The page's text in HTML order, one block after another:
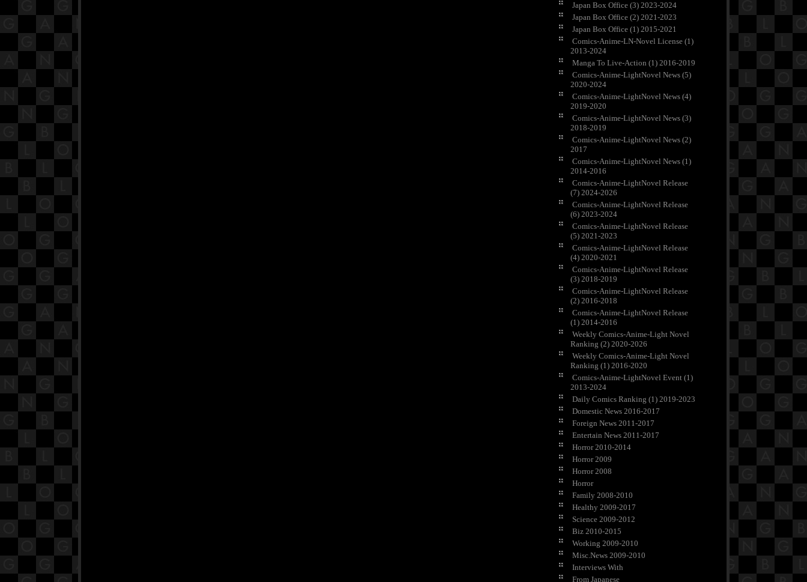
Japan Box Office (3) 2023-2024
Japan Box Office (2) 2021-2023
Japan Box Office (1) 2015-2021
Comics-Anime-LN-Novel License (1)
2013-2024
Manga To Live-Action (1) 2016-2019
Comics-Anime-LightNovel News (5)
2020-2024
Comics-Anime-LightNovel News (4)
2019-2020
Comics-Anime-LightNovel News (3)
2018-2019
Comics-Anime-LightNovel News (2)
2017
Comics-Anime-LightNovel News (1)
2014-2016
Comics-Anime-LightNovel Release
(7) 2024-2026
Comics-Anime-LightNovel Release
(6) 2023-2024
Comics-Anime-LightNovel Release
(5) 2021-2023
Comics-Anime-LightNovel Release
(4) 2020-2021
Comics-Anime-LightNovel Release
(3) 2018-2019
Comics-Anime-LightNovel Release
(2) 2016-2018
Comics-Anime-LightNovel Release
(1) 2014-2016
Weekly Comics-Anime-Light Novel
Ranking (2) 2020-2026
Weekly Comics-Anime-Light Novel
Ranking (1) 2016-2020
Comics-Anime-LightNovel Event (1)
2013-2024
Daily Comics Ranking (1) 2019-2023
Domestic News 2016-2017
Foreign News 2011-2017
Entertain News 2011-2017
Horror 2010-2014
Horror 2009
Horror 2008
Horror
Family 2008-2010
Healthy 2009-2017
Science 2009-2012
Biz 2010-2015
Working 2009-2010
Misc.News 2009-2010
Interviews With
From Japanese